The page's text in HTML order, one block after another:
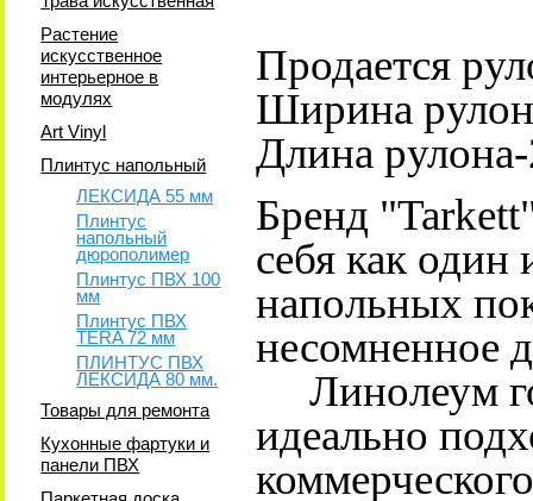
Растение
искусственное
интерьерное в
модулях
Art Vinyl
Плинтус напольный
ЛЕКСИДА 55 мм
Плинтус
напольный
дюрополимер
Плинтус ПВХ 100
мм
Плинтус ПВХ
TERA 72 мм
ПЛИНТУС ПВХ
ЛЕКСИДА 80 мм.
Товары для ремонта
Кухонные фартуки и
панели ПВХ
Продается
Ширина
Длина
Бренд
себя как
напольных
несомненное
Линолеум
идеально